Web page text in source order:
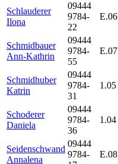
Schlauderer
Ilona
09444
9784-
22
E.06
Schmidbauer
Ann-Kathrin
09444
9784-
55
E.07
Schmidhuber
Katrin
09444
9784-
31
1.05
Schoderer
Daniela
09444
9784-
36
1.04
Seidenschwand
Annalena
09444
9784-
E.08